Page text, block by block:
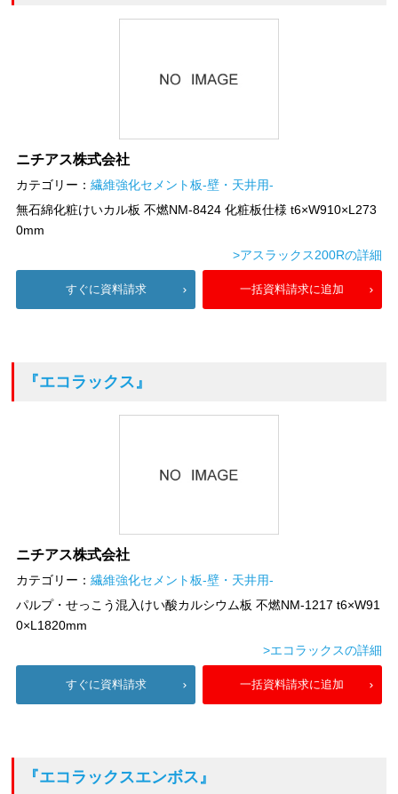
ニチアス株式会社
カテゴリー：繊維強化セメント板-壁・天井用-
無石綿化粧けいカル板 不燃NM-8424 化粧板仕様 t6×W910×L273
0mm
>アスラックス200Rの詳細
すぐに資料請求 一括資料請求に追加
『エコラックス』
ニチアス株式会社
カテゴリー：繊維強化セメント板-壁・天井用-
パルプ・せっこう混入けい酸カルシウム板 不燃NM-1217 t6×W91
0×L1820mm
>エコラックスの詳細
すぐに資料請求 一括資料請求に追加
『エコラックスエンボス』